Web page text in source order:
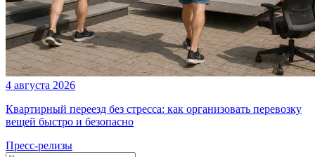
4 августа 2026
Квартирный переезд без стресса: как организовать перевозку
вещей быстро и безопасно
Пресс-релизы